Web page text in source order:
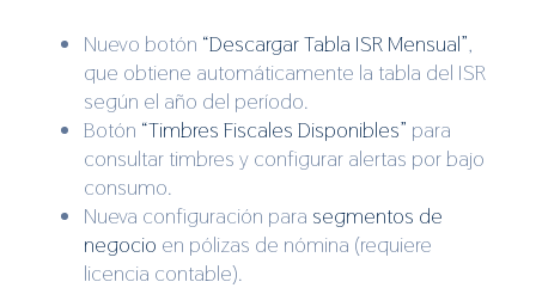
Nuevo botón “Descargar Tabla ISR Mensual”,
que obtiene automáticamente la tabla del ISR
según el año del período.
Botón “Timbres Fiscales Disponibles” para
consultar timbres y configurar alertas por bajo
consumo.
Nueva configuración para segmentos de
negocio en pólizas de nómina (requiere
licencia contable).